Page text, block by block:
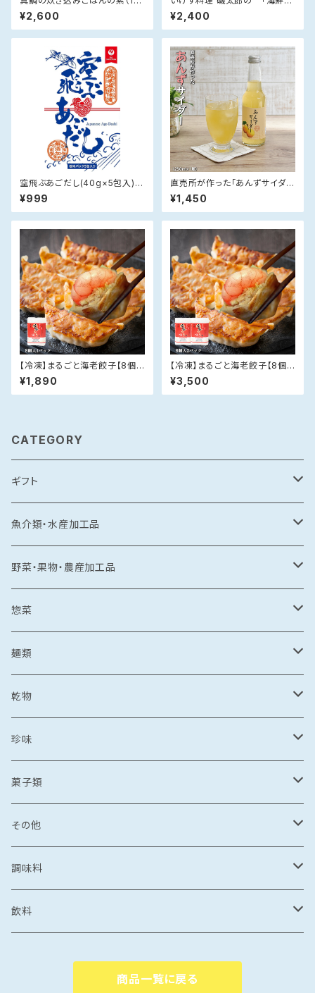
ック）【のし対応可】〈鯛めし〉
¥2,600
のたれ」【360ml×2本セット】
¥2,400
空飛ぶあごだし(40g×5包入)
【送料無料】
¥999
直売所が作った「あんずサイダ
ー」(250m×2)
¥1,450
【冷凍】まるごと海老餃子【8個
入×1P】
¥1,890
【冷凍】まるごと海老餃子【8個
入×2P】
¥3,500
CATEGORY
ギフト
常温食品
水産加工品
野菜・果物加工品
冷凍食品
魚介類・水産加工品
鯛
刺し身
鯛茶漬け
鯛めし
カレー・スープカレー
イカ
刺し身
海鮮丼
おつまみ
トビウオ
刺し身
海鮮丼
牡蠣
牡蠣のオイル漬け
牡蠣めし
その他水産加工品
セット商品
食品
麺
乾麺
惣菜
茶漬け
鍋
野菜・果物・農産加工品
冷凍フルーツ
冷凍あまおう
冷凍もも
野菜加工品
フレッシュフルーツ
いちご
惣菜
茶漬け
鍋
しゃぶしゃぶ
水炊き
しゃぶしゃぶ
丼もの
海鮮丼
漬け丼
珍味
煮もの
醤油漬け
ご飯もの
炊き込みご飯の素
スープ
麺類
乾麺
ラーメン
しょうゆ
とんこつ
そうめん
パスタ
乾物
乾燥わかめ
干物
塩干
かす漬け
珍味
塩辛
イカの塩辛
タコの塩辛
からすみ
醤油漬け
イカの醤油漬け
菓子類
焼き菓子
飴
砂糖菓子
その他
牡蠣のオイル漬け
調味料
ドレッシング
飲料
商品一覧に戻る